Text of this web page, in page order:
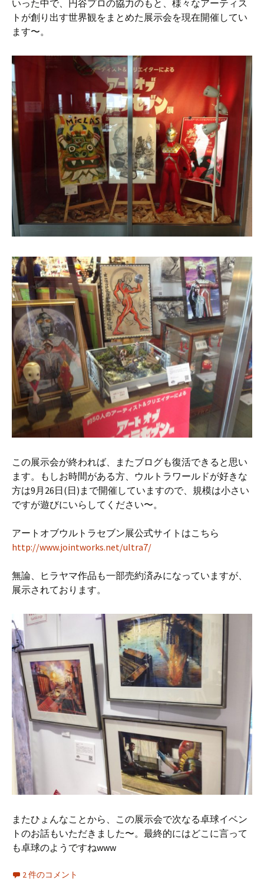
いった中で、円谷プロの協力のもと、様々なアーティス
トが創り出す世界観をまとめた展示会を現在開催してい
ます〜。
この展示会が終われば、またブログも復活できると思い
ます。もしお時間がある方、ウルトラワールドが好きな
方は9月26日(日)まで開催していますので、規模は小さい
ですが遊びにいらしてください〜。
アートオブウルトラセブン展公式サイトはこちら
http://www.jointworks.net/ultra7/
無論、ヒラヤマ作品も一部売約済みになっていますが、
展示されております。
またひょんなことから、この展示会で次なる卓球イベン
トのお話もいただきました〜。最終的にはどこに言って
も卓球のようですねwww
2 件のコメント